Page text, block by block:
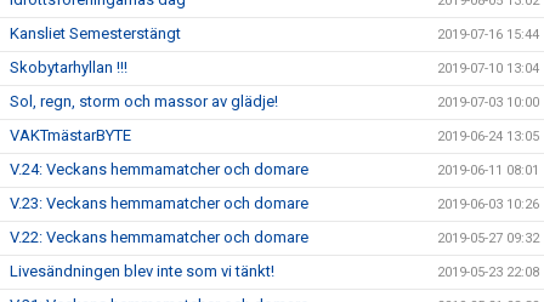
Kansliet Semesterstängt 2019-07-16 15:44
Skobytarhyllan !!! 2019-07-10 13:04
Sol, regn, storm och massor av glädje! 2019-07-03 10:00
VAKTmästarBYTE 2019-06-24 13:05
V.24: Veckans hemmamatcher och domare 2019-06-11 08:01
V.23: Veckans hemmamatcher och domare 2019-06-03 10:26
V.22: Veckans hemmamatcher och domare 2019-05-27 09:32
Livesändningen blev inte som vi tänkt! 2019-05-23 22:08